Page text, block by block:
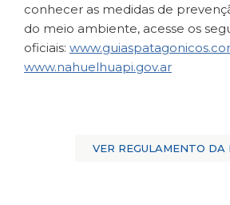
conhecer as medidas de
do meio ambiente, acesse os
oficiais:
www.nahuelhuapi.gov.ar
VER REGULAMENTO DA